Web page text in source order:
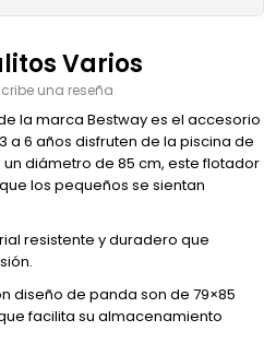
Varios
una reseña
la marca Bestway es el accesorio
a 6 años disfruten de la piscina de
diámetro de 85 cm, este flotador
los pequeños se sientan
resistente y duradero que
diseño de panda son de 79×85
facilita su almacenamiento